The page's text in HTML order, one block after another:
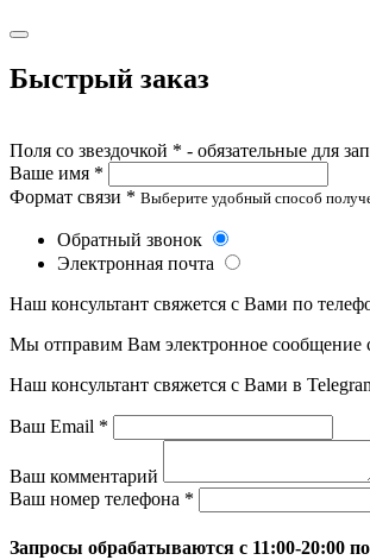
Быстрый заказ
Поля со звездочкой * - обязательные для
Ваше имя *
Формат связи * Выберите удобный способ
Обратный звонок
Электронная почта
Наш консультант свяжется с Вами по
Мы отправим Вам электронное сообщение
Наш консультант свяжется с Вами в
Ваш Email *
Ваш комментарий
Ваш номер телефона *
Запросы обрабатываются с 11:00-20:00